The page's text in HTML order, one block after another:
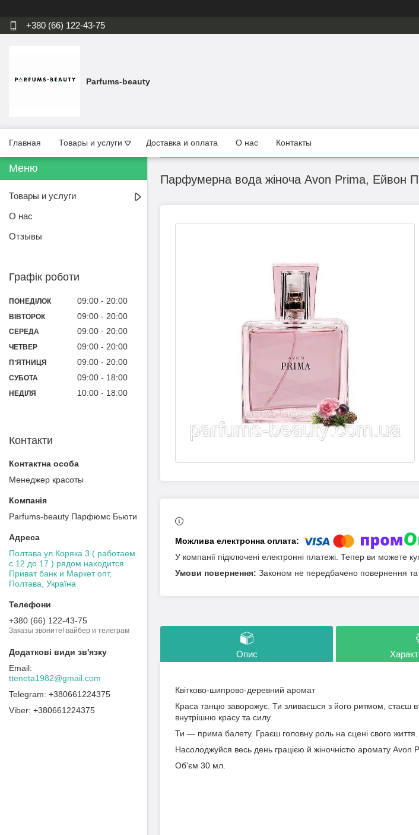
+380 (66) 122-43-75
Parfums-beauty
Главная Товары и услуги Доставка и оплата О нас Контакты
Парфумерна вода жіноча Avon Prima, Ейвон
У компанії підключені електронні платежі. Тепер ви можете
Законом не передбачено повернення та
Опис
Квітково-шипрово-деревний аромат
Краса танцю заворожує. Ти зливаєшся з його ритмом, стаєш
внутрішню красу та силу.
Ти — прима балету. Граєш головну роль на сцені свого життя.
Насолоджуйся весь день грацією й жіночністю аромату Avon
Об'єм 30 мл.
Товары и услуги
О нас
Отзывы
Графік роботи
ПОНЕДІЛОК 09:00 20:00
ВІВТОРОК 09:00 20:00
СЕРЕДА 09:00 20:00
ЧЕТВЕР 09:00 20:00
ПʼЯТНИЦЯ 09:00 20:00
СУБОТА 09:00 18:00
НЕДІЛЯ 10:00 18:00
Контакти
Менеджер красоты
Parfums-beauty Парфюмс Бьюти
Полтава ул.Коряка 3 ( работаем
с 12 до 17 ) рядом находится
Приват банк и Маркет опт,
Полтава, Україна
+380 (66) 122-43-75
Заказы звоните! вайбер и телеграм
tteneta1982@gmail.com
+380661224375
+380661224375